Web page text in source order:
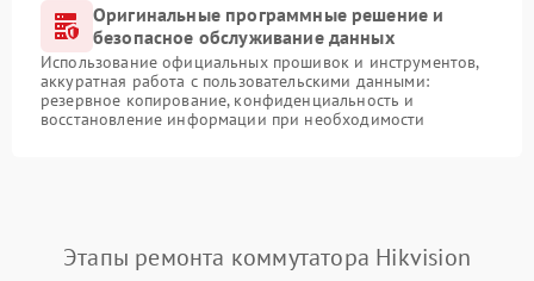
Оригинальные программные решение и
безопасное обслуживание данных
Использование официальных прошивок и инструментов,
аккуратная работа с пользовательскими данными:
резервное копирование, конфиденциальность и
восстановление информации при необходимости
Этапы ремонта коммутатора Hikvision